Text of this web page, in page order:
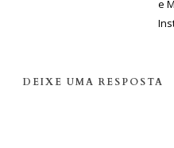
e
DEIXE UMA RESPOSTA